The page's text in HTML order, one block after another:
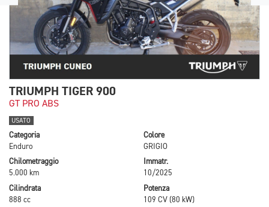
TRIUMPH TIGER 900
GT PRO ABS
USATO
Categoria
Enduro
Colore
GRIGIO
Chilometraggio
5.000 km
Immatr.
10/2025
Cilindrata
888 cc
Potenza
109 CV (80 kW)